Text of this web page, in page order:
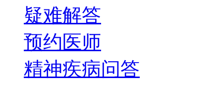
疑难解答
预约医师
精神疾病问答